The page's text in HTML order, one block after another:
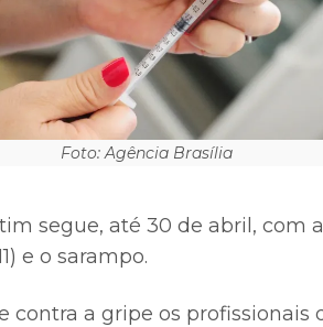
Foto: Agência Brasília
segue, até 30 de abril, com
e o sarampo.
a gripe os profissionais